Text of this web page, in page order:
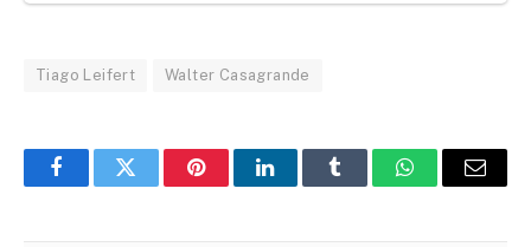
Tiago Leifert Walter Casagrande
FacebookTwitter PinterestLinkedInTumblr WhatsAppEmail